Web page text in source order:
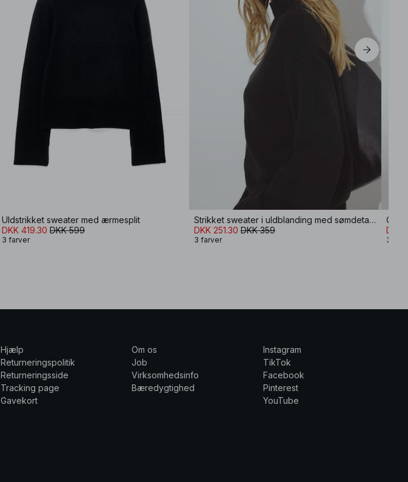
Uldstrikket sweater med ærmesplit
DKK 419.30 DKK 599
3 farver
Strikket sweater i uldblanding med sømdetaljer
DKK 251.30 DKK 359
3 farver
DKK
3
Hjælp
Returneringspolitik
Returneringsside
Tracking page
Gavekort
Om os
Job
Virksomhedsinfo
Bæredygtighed
Instagram
TikTok
Facebook
Pinterest
YouTube